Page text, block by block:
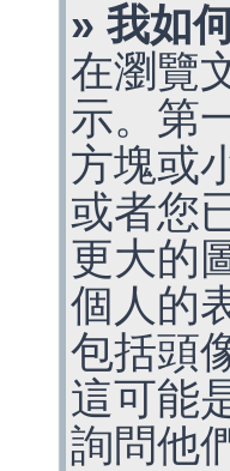
» 我如
在瀏覽
示。第
方塊或
或者您
更大的
個人的
包括頭
這可能
詢問他